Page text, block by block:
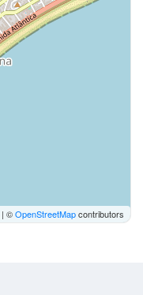
| ©OpenStreetMapcontributors